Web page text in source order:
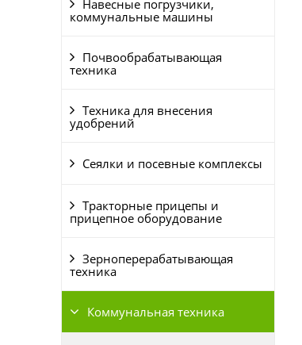
Навесные погрузчики,
коммунальные машины
Почвообрабатывающая
техника
Техника для внесения
удобрений
Сеялки и посевные комплексы
Тракторные прицепы и
прицепное оборудование
Зерноперерабатывающая
техника
Коммунальная техника